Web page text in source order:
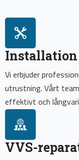
Vi erbjuder
utrustning. Vårt
effektivt och
VVS-